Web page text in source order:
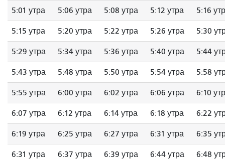
5:01 утра 5:06 утра 5:08 утра 5:12 утра 5:16
5:15 утра 5:20 утра 5:22 утра 5:26 утра 5:30
5:29 утра 5:34 утра 5:36 утра 5:40 утра 5:44
5:43 утра 5:48 утра 5:50 утра 5:54 утра 5:58
5:55 утра 6:00 утра 6:02 утра 6:06 утра 6:10
6:07 утра 6:12 утра 6:14 утра 6:18 утра 6:22
6:19 утра 6:25 утра 6:27 утра 6:31 утра 6:35
6:31 утра 6:37 утра 6:39 утра 6:44 утра 6:48